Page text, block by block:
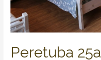
Peretuba 25a